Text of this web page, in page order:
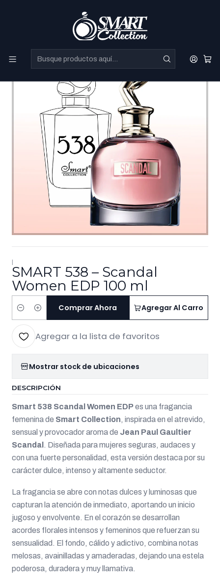
|
SMART 538 – Scandal
Women EDP 100 ml
Cantidad
Agregar Al Carro
Comprar Ahora
Agregar a la lista de favoritos
Mostrar stock de ubicaciones
DESCRIPCIÓN
Smart 538 Scandal Women EDPes una fragancia
femenina de Smart Collection, inspirada en el atrevido,
sensual y provocador aroma de Jean Paul Gaultier
Scandal . Diseñada para mujeres seguras, audaces y
con una fuerte personalidad, esta versión destaca por su
carácter dulce, intenso y altamente seductor.
La fragancia se abre con notas dulces y luminosas que
capturan la atención de inmediato, aportando un inicio
jugoso y envolvente. En el corazón se desarrollan
acordes florales intensos y femeninos que refuerzan su
sensualidad. El fondo, cálido y adictivo, combina notas
melosas, avainilladas y amaderadas, dejando una estela
poderosa, duradera y muy llamativa.